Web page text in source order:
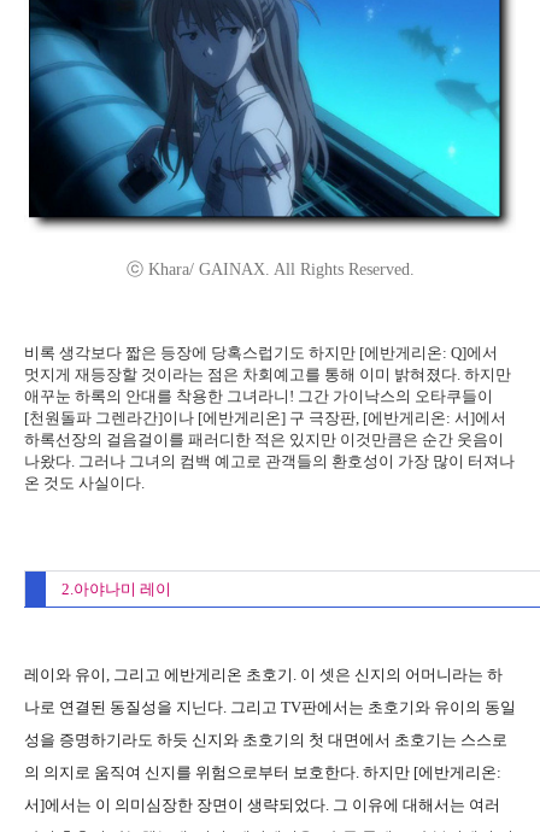
ⓒ Khara/ GAINAX. All Rights Reserved.
비록 생각보다 짧은 등장에 당혹스럽기도 하지만 [에반게리온: Q]에서
멋지게 재등장할 것이라는 점은 차회예고를 통해 이미 밝혀졌다. 하지만
애꾸눈 하록의 안대를 착용한 그녀라니! 그간 가이낙스의 오타쿠들이
[천원돌파 그렌라간]이나 [에반게리온] 구 극장판, [에반게리온: 서]에서
하록선장의 걸음걸이를 패러디한 적은 있지만 이것만큼은 순간 웃음이
나왔다. 그러나 그녀의 컴백 예고로 관객들의 환호성이 가장 많이 터져나
온 것도 사실이다.
2.아야나미 레이
레이와 유이, 그리고 에반게리온 초호기. 이 셋은 신지의 어머니라는 하
나로 연결된 동질성을 지닌다. 그리고 TV판에서는 초호기와 유이의 동일
성을 증명하기라도 하듯 신지와 초호기의 첫 대면에서 초호기는 스스로
의 의지로 움직여 신지를 위험으로부터 보호한다. 하지만 [에반게리온:
서]에서는 이 의미심장한 장면이 생략되었다. 그 이유에 대해서는 여러